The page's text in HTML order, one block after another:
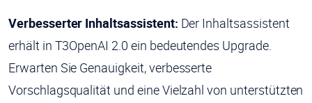
Verbesserter Inhaltsassistent: Der Inhaltsassistent
erhält in T3OpenAI 2.0 ein bedeutendes Upgrade.
Erwarten Sie Genauigkeit, verbesserte
Vorschlagsqualität und eine Vielzahl von unterstützten